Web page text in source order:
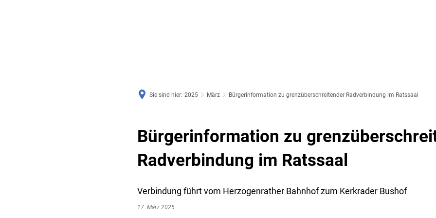
Sie sind hier: 2025 März Bürgerinformation zu grenzüberschreitender Radverbindung im Ratssaal
Bürgerinformation zu
Radverbindung im Ratssaal
Verbindung führt vom Herzogenrather Bahnhof zum Kerkrader Bushof
17. März 2025